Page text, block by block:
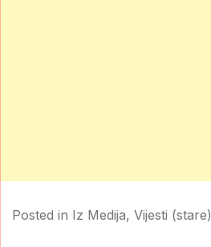
Posted in Iz Medija, Vijesti (stare)